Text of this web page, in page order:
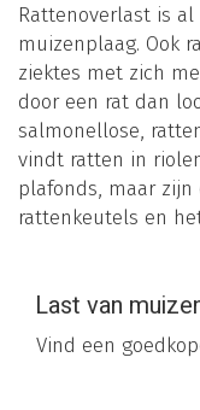
Rattenoverlast is
muizenplaag. Ook
ziektes met zich
door een rat dan
salmonellose,
vindt ratten in
plafonds, maar
rattenkeutels en
Last van
Vind een